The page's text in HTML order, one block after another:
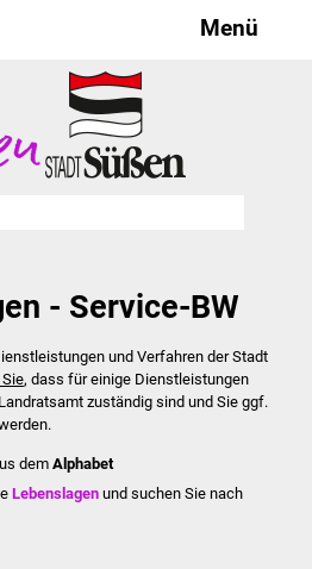
Menü
Stadt & Politik
Bürgermeister
Ausschüsse
Ratsinformationssystem
Jugendbeirat
Summerrockfestival
- Service-BW
und Verfahren der Stadt
, dass für einige Dienstleistungen
zuständig sind und Sie ggf.
dem Alphabet
Lebenslagen und suchen Sie nach